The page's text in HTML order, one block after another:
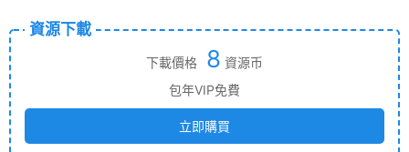
資源下載
下載價格 8 資源币
包年VIP免費
立即購買